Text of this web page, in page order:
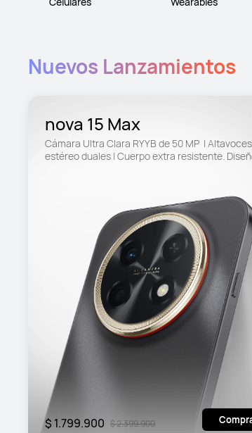
Nuevos Lanzamientos
nova 15 Max
Cámara Ultra Clara RYYB de 50 MP  | Altavoces
estéreo duales | Cuerpo extra resistente.
$ 1.799.900 $ 2.399.900